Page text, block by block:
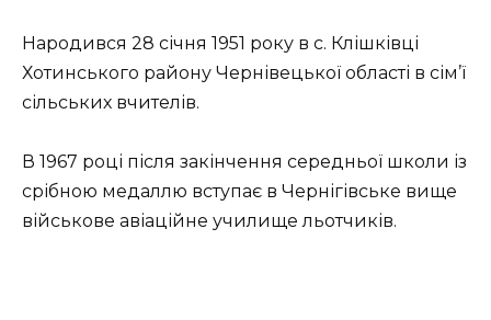
Народився 28 січня 1951 року в с. Клішківці
Хотинського району Чернівецької області в сім’ї
сільських вчителів.
В 1967 році після закінчення середньої школи із
срібною медаллю вступає в Чернігівське вище
військове авіаційне училище льотчиків.